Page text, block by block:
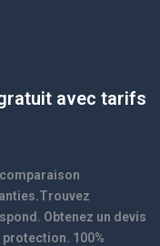
avec tarifs
Obtenez un devis
100%